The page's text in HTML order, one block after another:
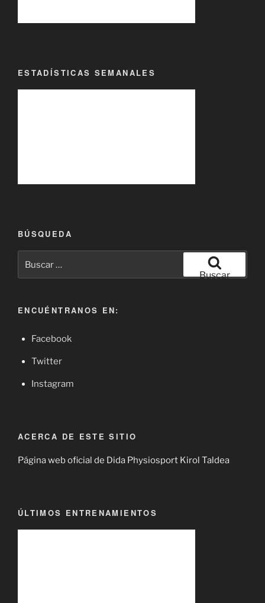
ESTADÍSTICAS SEMANALES
BÚSQUEDA
por:
Buscar
ENCUÉNTRANOS EN:
Facebook
Twitter
Instagram
ACERCA DE ESTE SITIO
Página web oficial de Dida Physiosport Kirol Taldea
ÚLTIMOS ENTRENAMIENTOS